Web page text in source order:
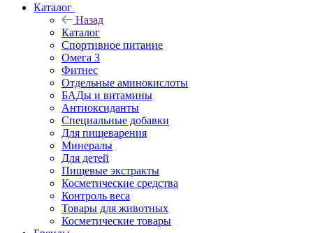
Каталог
Назад
Каталог
Спортивное питание
Омега 3
Фитнес
Отдельные аминокислоты
БАДы и витамины
Антиоксиданты
Специальные добавки
Для пищеварения
Минералы
Для детей
Пищевые экстракты
Косметические средства
Контроль веса
Товары для животных
Косметические товары